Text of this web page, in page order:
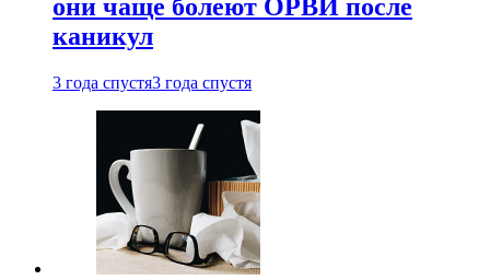
они чаще болеют ОРВИ после
каникул
3 года спустя3 года спустя